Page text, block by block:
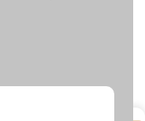
не ограничиваясь)
защищены российским